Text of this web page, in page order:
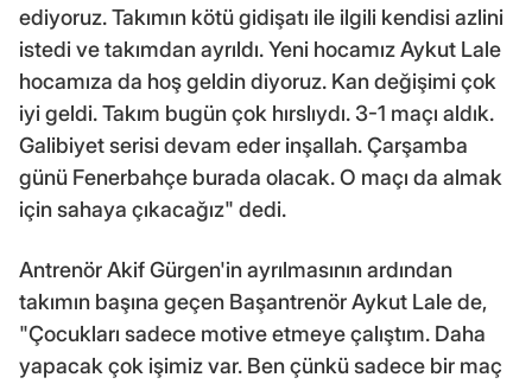
ediyoruz. Takımın kötü gidişatı ile ilgili kendisi azlini
istedi ve takımdan ayrıldı. Yeni hocamız Aykut Lale
hocamıza da hoş geldin diyoruz. Kan değişimi çok
iyi geldi. Takım bugün çok hırslıydı. 3-1 maçı aldık.
Galibiyet serisi devam eder inşallah. Çarşamba
günü Fenerbahçe burada olacak. O maçı da almak
için sahaya çıkacağız" dedi.
Antrenör Akif Gürgen'in ayrılmasının ardından
takımın başına geçen Başantrenör Aykut Lale de,
"Çocukları sadece motive etmeye çalıştım. Daha
yapacak çok işimiz var. Ben çünkü sadece bir maç